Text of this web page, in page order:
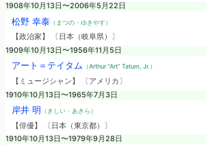
1908年10月13日〜2006年5月22日
松野 幸泰（まつの・ゆきやす）
【政治家】 〔日本（岐阜県）〕
1909年10月13日〜1956年11月5日
アート＝テイタム （Arthur “Art” Tatum, Jr.）
【ミュージシャン】 〔アメリカ〕
1910年10月13日〜1965年7月3日
岸井 明 （きしい・あきら）
【俳優】 〔日本（東京都）〕
1910年10月13日〜1979年9月28日